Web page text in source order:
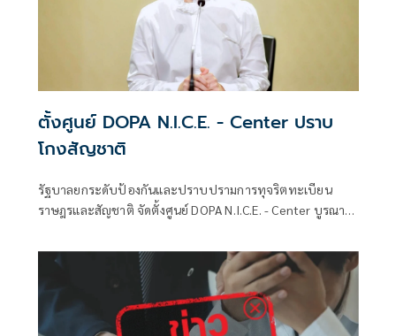
ตั้งศูนย์ DOPA N.I.C.E. - Center ปราบ
โกงสัญชาติ
รัฐบาลยกระดับป้องกันและปราบปรามการทุจริตทะเบียน
ราษฎรและสัญชาติ จัดตั้งศูนย์ DOPA N.I.C.E. - Center บูรณา